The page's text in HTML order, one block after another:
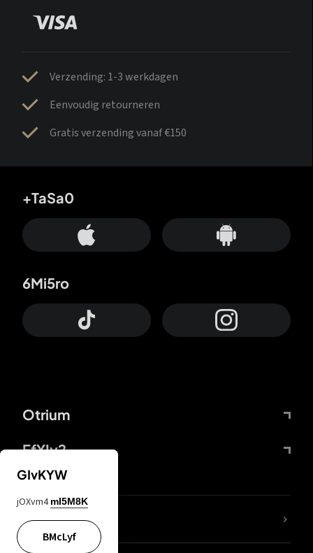
Verzending: 1-3 werkdagen
Eenvoudig retourneren
Gratis verzending vanaf €150
Otrium
FfYIy2
+TaSa0
6Mi5ro
KIjvtr
GIvKYW
jOXvm4 mI5M8K
BMcLyf